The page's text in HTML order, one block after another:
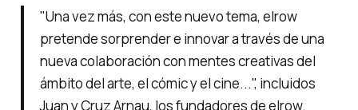
"Una vez más, con este nuevo tema, elrow
pretende sorprender e innovar a través de una
nueva colaboración con mentes creativas del
ámbito del arte, el cómic y el cine...", incluidos
Juan y Cruz Arnau, los fundadores de elrow.